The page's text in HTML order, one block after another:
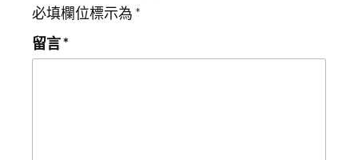
必填欄位標示為 *
留言*